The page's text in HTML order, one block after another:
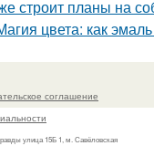
строит планы на
цвета: как
соглашение
улица 15Б 1, м. Савёловская